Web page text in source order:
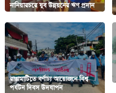
নানিয়ারচরে যুব উন্নয়নের ঋণ প্রদান
রাঙামাটিতে বর্ণাঢ্য আয়োজনে বিশ্ব
পর্যটন দিবস উদযাপন